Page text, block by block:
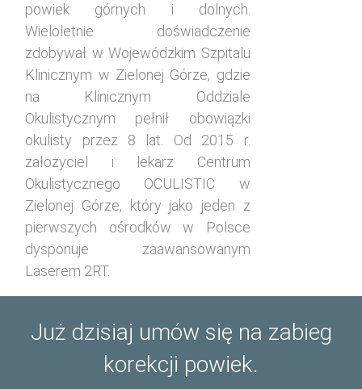
powiek górnych i dolnych.
Wieloletnie doświadczenie
zdobywał w Wojewódzkim Szpitalu
Klinicznym w Zielonej Górze, gdzie
na Klinicznym Oddziale
Okulistycznym pełnił obowiązki
okulisty przez 8 lat. Od 2015 r.
założyciel i lekarz Centrum
Okulistycznego OCULISTIC w
Zielonej Górze, który jako jeden z
pierwszych ośrodków w Polsce
dysponuje zaawansowanym
Laserem 2RT.
Już dzisiaj umów się na zabieg
korekcji powiek.